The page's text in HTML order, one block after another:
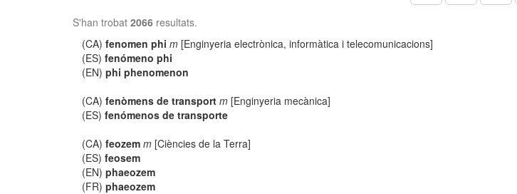
S'han trobat 2066 resultats.
(CA)fenomen phi m [Enginyeria electrònica, informàtica i telecomunicacions]
(ES)fenómeno phi
(EN)phi phenomenon
(CA)fenòmens de transport m [Enginyeria mecànica]
(ES)fenómenos de transporte
(CA)feozem m [Ciències de la Terra]
(ES)feosem
(EN)phaeozem
(FR)phaeozem